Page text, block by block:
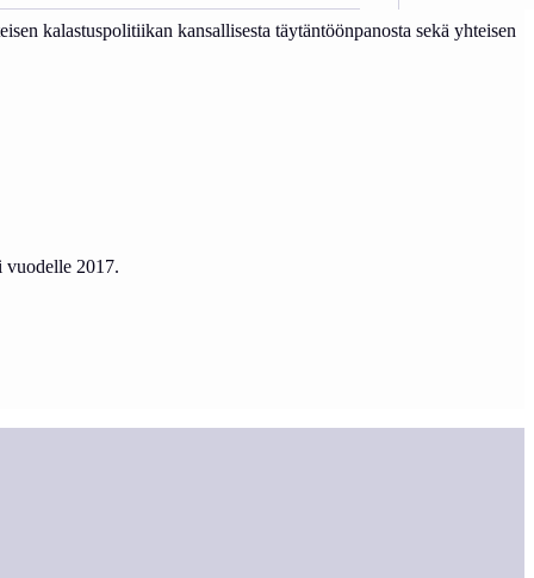
kalastuspolitiikan kansallisesta täytäntöönpanosta sekä yhteisen
vuodelle 2017.